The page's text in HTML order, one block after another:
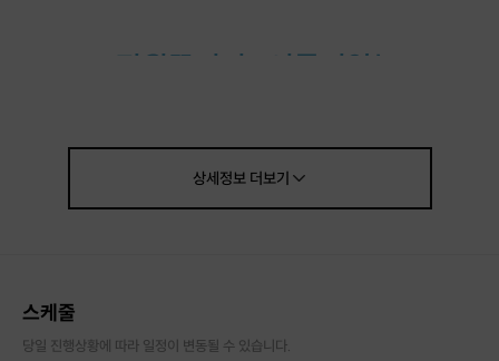
#정원꾸미기 #시들지않는
방배동에서 캔들공방을 운영하고 있는 달쉬쌤이예요.
상세정보더보기
스케줄
당일 진행상황에 따라 일정이 변동될 수 있습니다.